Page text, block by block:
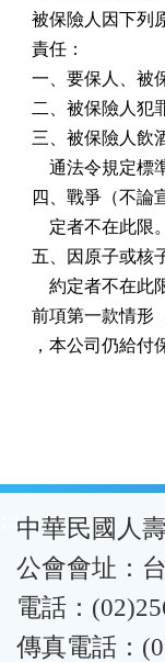
被保險人因下列
責任：
一、要保人、被
二、被保險人犯
三、被保險人飲
通法令規定標
四、戰爭（不論
    定者不在此限。
五、因原子或核
約定者不在此
前項第一款情形
，本公司仍給付
:::中華民國人
公會會址：
電話：
傳真電話：